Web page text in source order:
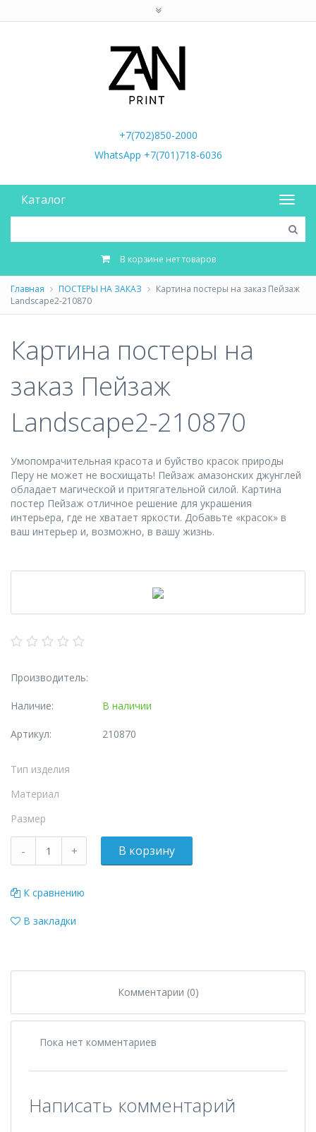
+7(702)850-2000
WhatsApp +7(701)718-6036
Каталог
В корзине нет товаров
Главная ПОСТЕРЫ НА ЗАКАЗ
Картина постеры на заказ Пейзаж
Landscape2-210870
Картина постеры на
заказ Пейзаж
Landscape2-210870
Умопомрачительная красота и буйство красок природы
Перу не может не восхищать! Пейзаж амазонских джунглей
обладает магической и притягательной силой. Картина
постер Пейзаж отличное решение для украшения
интерьера, где не хватает яркости. Добавьте «красок» в
ваш интерьер и, возможно, в вашу жизнь.
Производитель:
Наличие: В наличии
Артикул: 210870
Тип изделия
Материал
Размер
К сравнению
В закладки
Комментарии (0)
Пока нет комментариев
Написать комментарий